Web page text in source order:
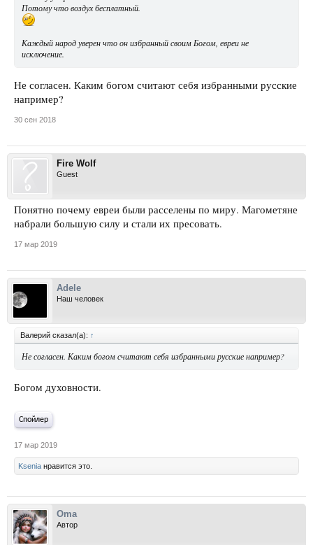
Потому что воздух бесплатный.
Каждый народ уверен что он избранный своим Богом, евреи не
исключение.
Не согласен. Каким богом считают себя избранными русские
например?
30 сен 2018
Fire Wolf
Guest
Понятно почему евреи были расселены по миру. Магометяне
набрали большую силу и стали их пресовать.
17 мар 2019
Adele
Наш человек
Валерий сказал(а): ↑
Не согласен. Каким богом считают себя избранными русские например?
Богом духовности.
Спойлер
17 мар 2019
Ksenia нравится это.
Oma
Автор